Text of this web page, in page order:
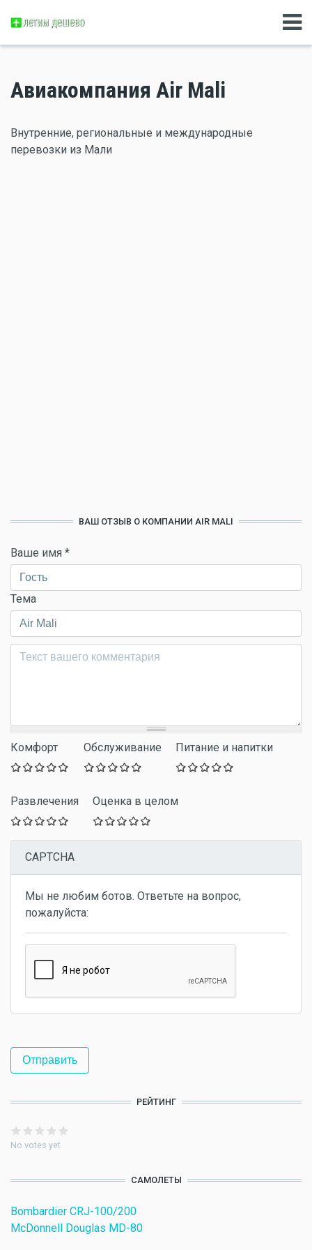
Авиакомпания Air Mali
Внутренние, региональные и международные
перевозки из Мали
ВАШ ОТЗЫВ О КОМПАНИИ AIR MALI
Ваше имя *
Тема
Комментарий*
Комфорт Обслуживание Питание и напитки
Развлечения Оценка в целом
CAPTCHA
Мы не любим ботов. Ответьте на вопрос,
пожалуйста:
РЕЙТИНГ
No votes yet
САМОЛЕТЫ
Bombardier CRJ-100/200
McDonnell Douglas MD-80